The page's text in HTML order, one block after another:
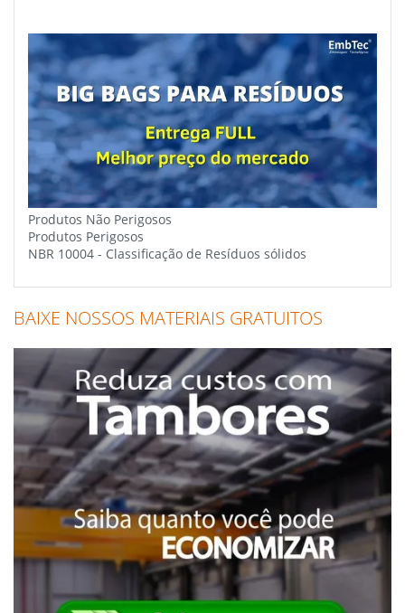
Produtos Não Perigosos
Produtos Perigosos
NBR 10004 - Classificação de Resíduos sólidos
BAIXE NOSSOS MATERIAIS GRATUITOS